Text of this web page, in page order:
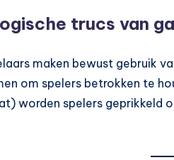
trucs van
maken bewust gebruik
om spelers betrokken te
worden spelers geprikkeld